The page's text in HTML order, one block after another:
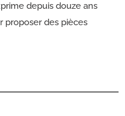
depuis douze ans
proposer des pièces